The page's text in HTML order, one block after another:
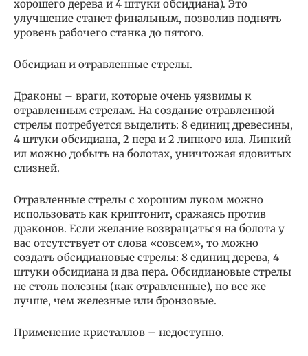
хорошего дерева и 4 штуки обсидиана). Это
улучшение станет финальным, позволив поднять
уровень рабочего станка до пятого.
Обсидиан и отравленные стрелы.
Драконы – враги, которые очень уязвимы к
отравленным стрелам. На создание отравленной
стрелы потребуется выделить: 8 единиц древесины,
4 штуки обсидиана, 2 пера и 2 липкого ила. Липкий
ил можно добыть на болотах, уничтожая ядовитых
слизней.
Отравленные стрелы с хорошим луком можно
использовать как криптонит, сражаясь против
драконов. Если желание возвращаться на болота у
вас отсутствует от слова «совсем», то можно
создать обсидиановые стрелы: 8 единиц дерева, 4
штуки обсидиана и два пера. Обсидиановые стрелы
не столь полезны (как отравленные), но все же
лучше, чем железные или бронзовые.
Применение кристаллов – недоступно.